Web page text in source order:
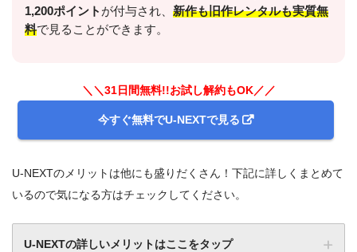
1,200ポイント が付与され、 新作も旧作レンタルも実質無
料で見ることができます。
＼＼31日間無料!!お試し解約もOK／／
今すぐ無料でU-NEXTで見る
U-NEXTのメリットは他にも盛りだくさん！下記に詳しくまとめて
いるので気になる方はチェックしてください。
U-NEXTの詳しいメリットはここをタップ